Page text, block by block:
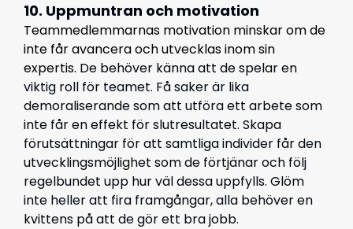
10. Uppmuntran och motivation
Teammedlemmarnas motivation minskar om de
inte får avancera och utvecklas inom sin
expertis. De behöver känna att de spelar en
viktig roll för teamet. Få saker är lika
demoraliserande som att utföra ett arbete som
inte får en effekt för slutresultatet. Skapa
förutsättningar för att samtliga individer får den
utvecklingsmöjlighet som de förtjänar och följ
regelbundet upp hur väl dessa uppfylls. Glöm
inte heller att fira framgångar, alla behöver en
kvittens på att de gör ett bra jobb.